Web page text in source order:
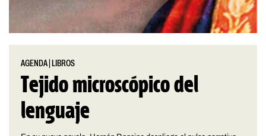
AGENDA LIBROS
Tejido microscópico del
lenguaje